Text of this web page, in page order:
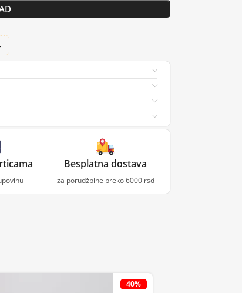
Besplatna dostava
za porudžbine preko 6000 rsd
40%